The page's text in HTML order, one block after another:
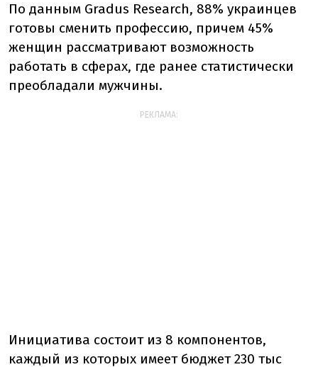
По данным Gradus Research, 88% украинцев
готовы сменить профессию, причем 45%
женщин рассматривают возможность
работать в сферах, где ранее статистически
преобладали мужчины.
РЕКЛАМА:
Инициатива состоит из 8 компонентов,
каждый из которых имеет бюджет 230 тыс